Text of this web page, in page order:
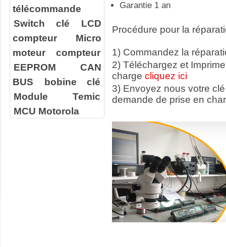
télécommande
Switch clé
LCD
compteur
Micro
moteur compteur
EEPROM
CAN
BUS
bobine clé
Module Temic
MCU Motorola
Garantie 1 an
Procédure pour la
1) Commandez la
2) Téléchargez et
charge cliquez ici
3) Envoyez nous votre
demande de prise en